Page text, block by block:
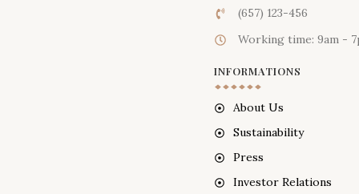
(657) 123-456
Working time: 9am -
INFORMATIONS
About Us
Sustainability
Press
Investor Relations